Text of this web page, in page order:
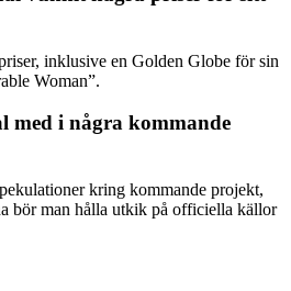
inklusive en Golden Globe för sin
Woman”.
med i några kommande
kring kommande projekt,
bör man hålla utkik på officiella källor